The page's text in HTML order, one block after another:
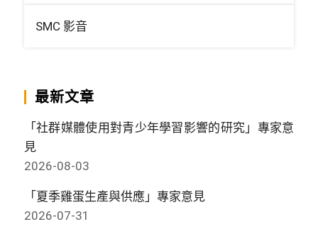
SMC 影音
最新文章
「社群媒體使用對青少年學習影響的研究」專家意
見
2026-08-03
「夏季雞蛋生產與供應」專家意見
2026-07-31